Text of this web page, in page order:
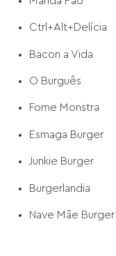
Ctrl+Alt+Delícia
Bacon a Vida
O Burguês
Fome Monstra
Esmaga Burger
Junkie Burger
Burgerlandia
Nave Mãe Burger